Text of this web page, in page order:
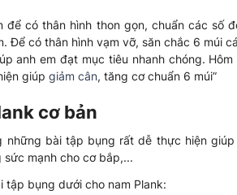
để có thân hình thon gọn, chuẩn các số
Để có thân hình vạm vỡ, săn chắc 6 múi
anh em đạt mục tiêu nhanh chóng.
giúp giảm cân, tăng cơ chuẩn 6 múi”
cơ bản
những bài tập bụng rất dễ thực hiện
mạnh cho cơ bắp,...
tập bụng dưới cho nam Plank: